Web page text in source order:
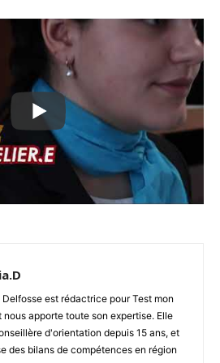
Delfosse est rédactrice pour Test mon
nous apporte toute son expertise. Elle
d'orientation depuis 15 ans, et
des bilans de compétences en région